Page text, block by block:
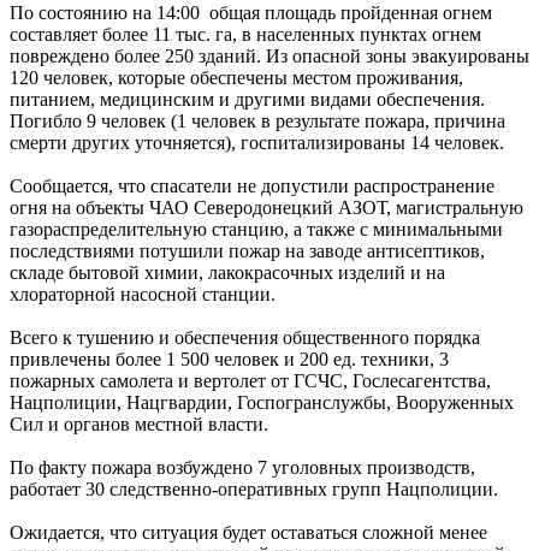
По состоянию на 14:00 общая площадь пройденная огнем
составляет более 11 тыс. га, в населенных пунктах огнем
повреждено более 250 зданий. Из опасной зоны эвакуированы
120 человек, которые обеспечены местом проживания,
питанием, медицинским и другими видами обеспечения.
Погибло 9 человек (1 человек в результате пожара, причина
смерти других уточняется), госпитализированы 14 человек.
Сообщается, что спасатели не допустили распространение
огня на объекты ЧАО Северодонецкий АЗОТ, магистральную
газораспределительную станцию, а также с минимальными
последствиями потушили пожар на заводе антисептиков,
складе бытовой химии, лакокрасочных изделий и на
хлораторной насосной станции.
Всего к тушению и обеспечения общественного порядка
привлечены более 1 500 человек и 200 ед. техники, 3
пожарных самолета и вертолет от ГСЧС, Гослесагентства,
Нацполиции, Нацгвардии, Госпогранслужбы, Вооруженных
Сил и органов местной власти.
По факту пожара возбуждено 7 уголовных производств,
работает 30 следственно-оперативных групп Нацполиции.
Ожидается, что ситуация будет оставаться сложной менее